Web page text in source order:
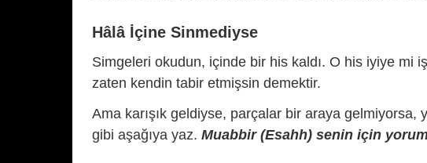
Hâlâ İçine Sinmediyse
Simgeleri okudun, içinde bir his kaldı. O his iyiye mi
zaten kendin tabir etmişsin demektir.
Ama karışık geldiyse, parçalar bir araya
gibi aşağıya yaz. Muabbir (Esahh) senin için